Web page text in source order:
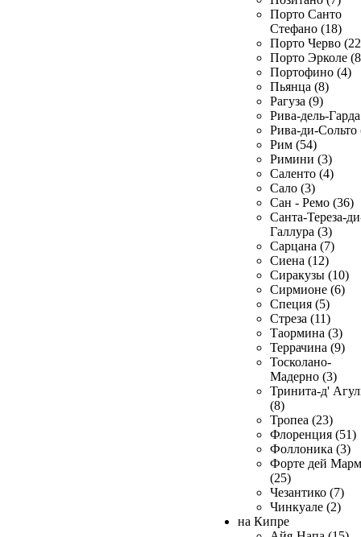
Порто Санто
Стефано (18)
Порто Черво
Порто Эрколе
Портофино (4)
Пьянца (8)
Рагуза (9)
Рива-дель-
Рива-ди-Сольто
Рим (54)
Римини (3)
Саленто (4)
Сало (3)
Сан - Ремо (36)
Санта-Тереза-
Галлура (3)
Сарцана (7)
Сиена (12)
Сиракузы (10)
Сирмионе (6)
Специя (5)
Стреза (11)
Таормина (3)
Террачина (9)
Тосколано-
Мадерно (3)
Тринита-д'
(8)
Тропеа (23)
Флоренция (51)
Фоллоника (3)
Форте дей
(25)
Чезантико (7)
Чинкуале (2)
на Кипре